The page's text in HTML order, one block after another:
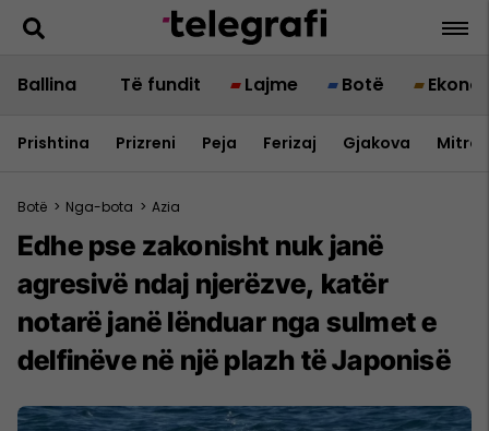
Ballina Të fundit Lajme Botë
Prishtina Prizreni Peja Ferizaj Gjakova
Botë > Nga-bota > Azia
Edhe pse zakonisht nuk janë
agresivë ndaj njerëzve, katër
notarë janë lënduar nga sulmet e
delfinëve në një plazh të Japonisë